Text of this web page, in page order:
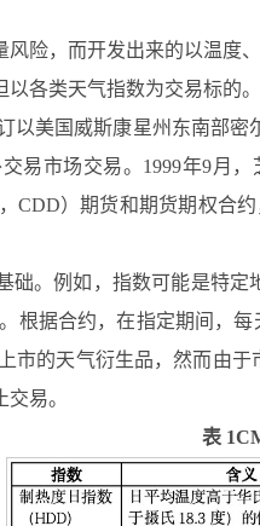
险，而开发出来的以温度
各类天气指数为交易标的。
以美国威斯康星州东南部
易市场交易。1999年9月
CDD）期货和期货期权
础。例如，指数可能是特
根据合约，在指定期间，
市的天气衍生品，然而由
易。
表